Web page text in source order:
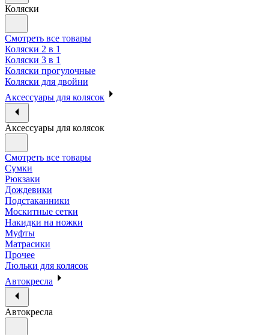
Коляски
Смотреть все товары
Коляски 2 в 1
Коляски 3 в 1
Коляски прогулочные
Коляски для двойни
Аксессуары для колясок
Аксессуары для колясок
Смотреть все товары
Сумки
Рюкзаки
Дождевики
Подстаканники
Москитные сетки
Накидки на ножки
Муфты
Матрасики
Прочее
Люльки для колясок
Автокресла
Автокресла